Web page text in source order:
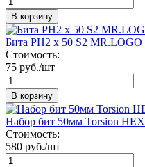
В корзину
Бита РН2 х 50 S2 MR.LOGO
Стоимость:
75 руб./шт
В корзину
Набор бит 50мм Torsion
Стоимость:
580 руб./шт